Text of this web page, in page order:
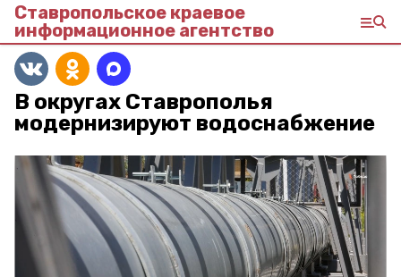
Ставропольское краевое
информационное агентство
В округах Ставрополья
модернизируют водоснабжение